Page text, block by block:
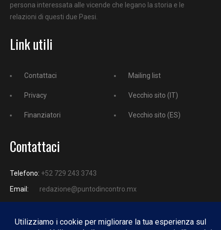
persona interessata alle vicende che legano la storia e le
relazioni di questi due Paesi.
Link utili
Contattaci
Privacy
Finanziatori
Mailing list
Vecchio sito (IT)
Vecchio sito (ES)
Contattaci
Telefono: +52 729 243 3743
Email:
redazione@puntodincontro.mx
PUNTODINCONTRO